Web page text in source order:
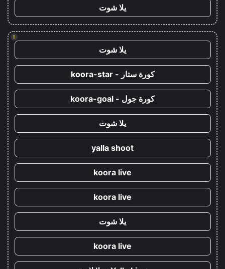
يلا شوت
!
يلا شوت
كورة ستار - koora-star
كورة جول - koora-goal
يلا شوت
yalla shoot
koora live
koora live
يلا شوت
koora live